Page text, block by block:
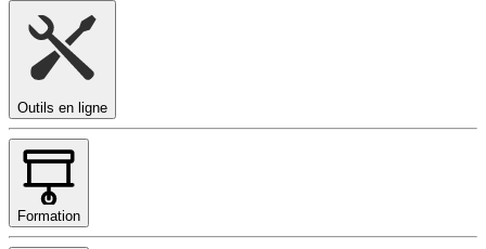
Outils en ligne
Formation